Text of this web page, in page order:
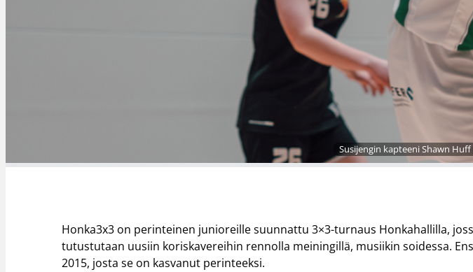
Susijengin kapteeni Shawn
Honka3x3 on perinteinen junioreille suunnattu 3×3-turnaus Honkahallilla,
tutustutaan uusiin koriskavereihin rennolla meiningillä, musiikin soidessa.
2015, josta se on kasvanut perinteeksi.